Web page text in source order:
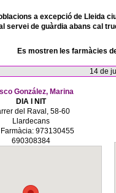
a excepció de Lleida
servei de guàrdia abans cal
Es mostren les farmàcies
14 de
González, Marina
DIA I NIT
del Raval, 58-60
Llardecans
Farmàcia: 973130455
690308384